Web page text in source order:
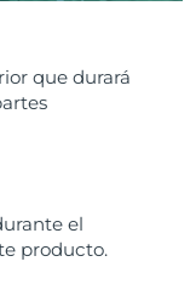
que durará
el
producto.